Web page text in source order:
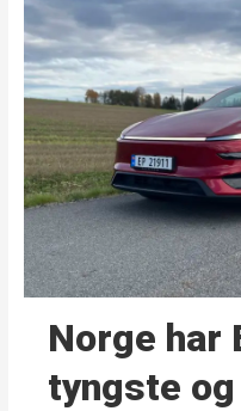
Norge har
tyngste